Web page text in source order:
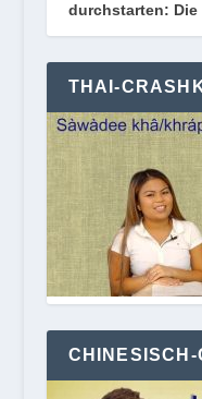
durchstarten:
THAI-